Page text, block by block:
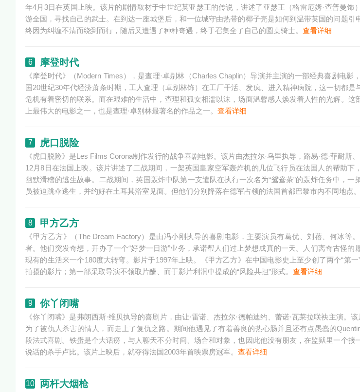
年4月3日在英国上映。该片的剧情取材于中世纪英亚瑟王的传说，讲述了亚瑟王（格雷厄姆·查普曼饰
游全国，寻找自己的武士。在到达一座城堡后，和一位城守由热带的椰子壳是如何到温带英国的问题引
终因为纠缠不清而绕到而行，随后又遭遇了种种奇遇，终于召集全了自己的圆桌骑士。 查看详细
6 摩登时代
《摩登时代》（Modern Times），是查理·卓别林（Charles Chaplin）导演并主演的一部经典喜剧电影
国20世纪30年代经济萧条时期，工人查理（卓别林饰）在工厂干活、发疯、进入精神病院，这一切都
危机有着密切的联系。而在艰难的生活中，查理和孤女相濡以沫，场面温馨感人焕发着人性的光辉。这
上最伟大的电影之一，也是查理·卓别林最著名的作品之一。 查看详细
7 虎口脱险
《虎口脱险》是Les Films Corona制作发行的战争喜剧电影。该片由杰拉尔·乌里执导，路易·德·菲耐斯
12月8日在法国上映。该片讲述了二战期间，一架英国皇家空军轰炸机的几位飞行员在法国人的帮助下
幽默滑稽的逃生故事。二战期间，英国轰炸中队第一支遣队在执行一次名为“鸳鸯茶”的轰炸任务中，一
员被迫跳伞逃生，并约好在土耳其浴室见面。但他们分别降落在德军占领的法国首都巴黎市内不同地点。
8 甲方乙方
《甲方乙方》（The Dream Factory）是由冯小刚执导的喜剧电影，主要演员有葛优、刘蓓、何冰等
者。他们突发奇想，开办了一个“好梦一日游”业务，承诺帮人们过上梦想成真的一天。人们离奇古怪的
现有的生活来一个180度大转弯。影片于1997年上映。《甲方乙方》在中国电影史上至少创了两个“第
拍摄的影片；第一部采取导演不领取片酬、而于影片利润中提成的“风险共担”形式。 查看详细
9 你丫闭嘴
《你丫闭嘴》是弗朗西斯·维贝执导的喜剧片，由让·雷诺、杰拉尔·德帕迪约、蕾诺·瓦莱拉联袂主演。
为了被仇人杀害的情人，而走上了复仇之路。期间他遇见了有着善良的热心肠并且还有点愚蠢的
段法式喜剧。铁蛋是个大话痨，与人聊天不分时间、场合和对象，也因此他没有朋友，在监狱里一个接
说话的杀手卢比。该片上映后，就夺得法国2003年首映票房冠军。 查看详细
10 两杆大烟枪